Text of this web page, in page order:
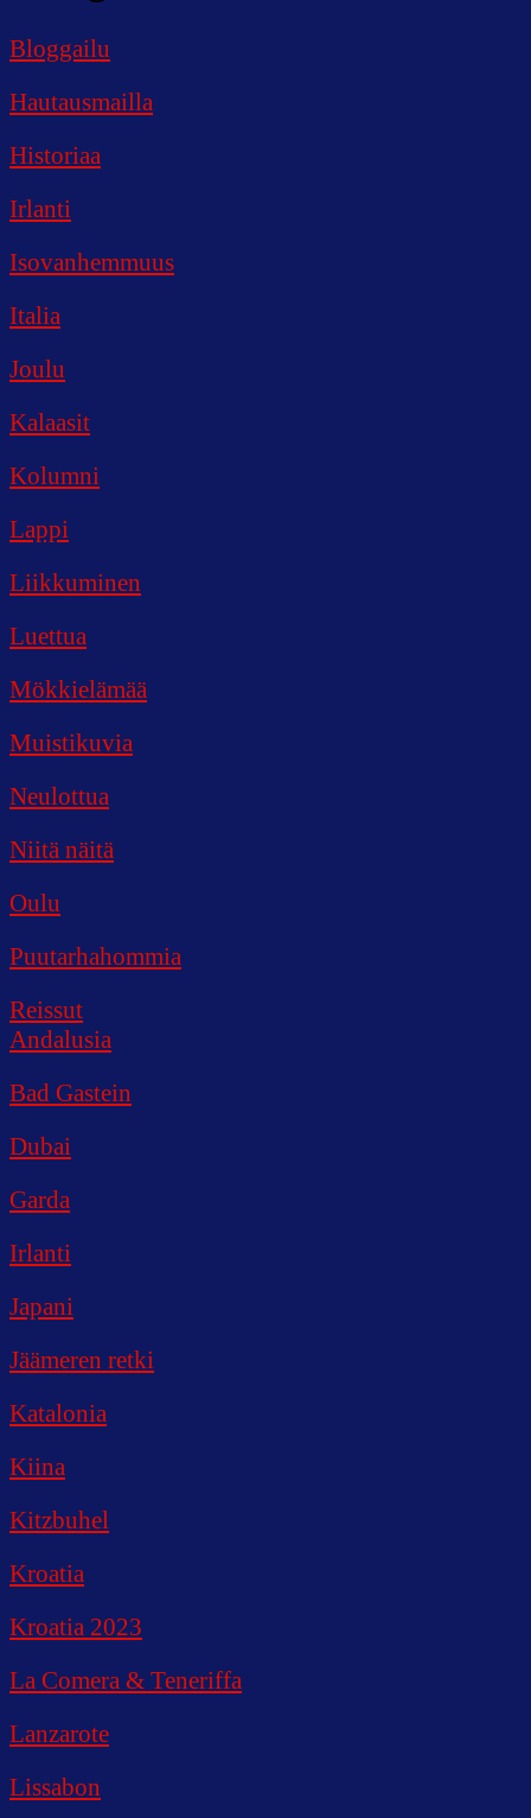
Bloggailu
Hautausmailla
Historiaa
Irlanti
Isovanhemmuus
Italia
Joulu
Kalaasit
Kolumni
Lappi
Liikkuminen
Luettua
Mökkielämää
Muistikuvia
Neulottua
Niitä näitä
Oulu
Puutarhahommia
Reissut
Andalusia
Bad Gastein
Dubai
Garda
Irlanti
Japani
Jäämeren retki
Katalonia
Kiina
Kitzbuhel
Kroatia
Kroatia 2023
La Comera & Teneriffa
Lanzarote
Lissabon